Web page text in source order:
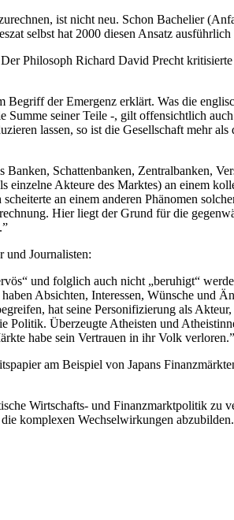
ist nicht neu. Schon Bachelier
selbst hat 2000 diesen Ansatz
Philosoph Richard David Precht
der Emergenz erklärt. Was die
Summe seiner Teile -, gilt offensichtlich
lassen, so ist die Gesellschaft mehr
Schattenbanken, Zentralbanken,
einzelne Akteure des Marktes) an einem
an einem anderen Phänomen
Hier liegt der Grund für die
und Journalisten:
und folglich auch nicht „beruhigt“
Absichten, Interessen, Wünsche und
hat seine Personifizierung als
Politik. Überzeugte Atheisten und
habe sein Vertrauen in ihr Volk verloren.”
am Beispiel von Japans
Wirtschafts- und Finanzmarktpolitik zu
komplexen Wechselwirkungen abzubilden.